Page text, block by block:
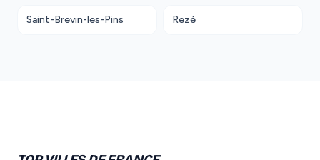
Saint-Brevin-les-Pins Rezé